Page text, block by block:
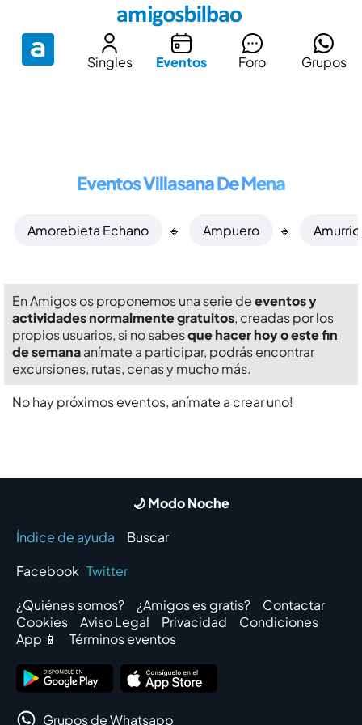
Singles Eventos Foro Grupos
Eventos Villasana De Mena
Amorebieta Echano 🔹 Ampuero 🔹 Amurrio
En Amigos os proponemos una serie deeventos y
actividades normalmente gratuitos, creadas por los
propios usuarios, si no sabesque hacer hoy o este fin
de semanaanímate a participar, podrás encontrar
excursiones, rutas, cenas y mucho más.
No hay próximos eventos, anímate a crear uno!
🌙 Modo Noche
Índice de ayuda
Buscar
Facebook Twitter
¿Quiénes somos?
¿Amigos es gratis?
Contactar
Cookies
Aviso Legal Privacidad
Condiciones
App 📱
Términos eventos
Grupos de Whatsapp